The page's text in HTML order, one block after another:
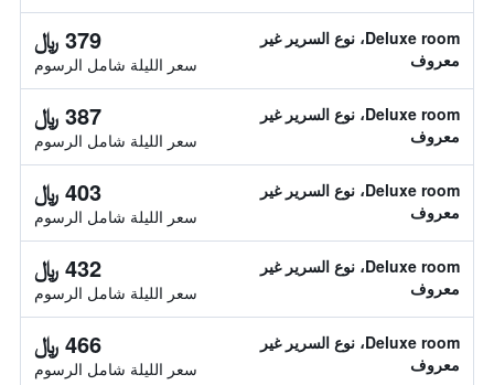
Deluxe room، نوع السرير غير
معروف
379 ﷼
سعر الليلة شامل الرسوم
Deluxe room، نوع السرير غير
معروف
387 ﷼
سعر الليلة شامل الرسوم
Deluxe room، نوع السرير غير
معروف
403 ﷼
سعر الليلة شامل الرسوم
Deluxe room، نوع السرير غير
معروف
432 ﷼
سعر الليلة شامل الرسوم
Deluxe room، نوع السرير غير
معروف
466 ﷼
سعر الليلة شامل الرسوم